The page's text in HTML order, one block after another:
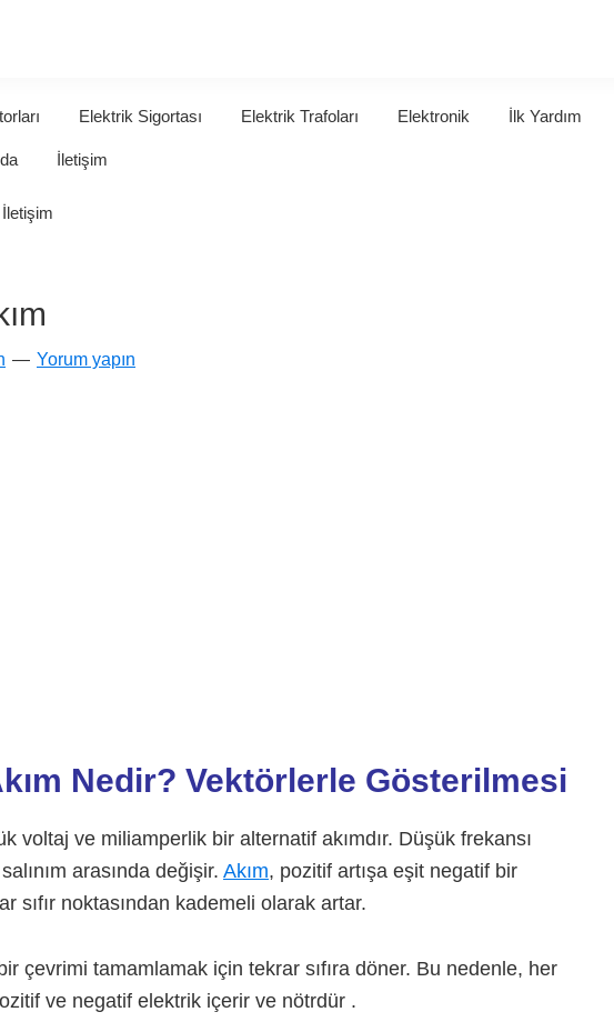
Elektrik Sigortası Elektrik Trafoları Elektronik İlk Yardım
İletişim
İletişim
Yorum yapın
Nedir? Vektörlerle Gösterilmesi
voltaj ve miliamperlik bir alternatif akımdır. Düşük frekansı
arasında değişir. Akım, pozitif artışa eşit negatif bir
sıfır noktasından kademeli olarak artar.
çevrimi tamamlamak için tekrar sıfıra döner. Bu nedenle, her
ve negatif elektrik içerir ve nötrdür .